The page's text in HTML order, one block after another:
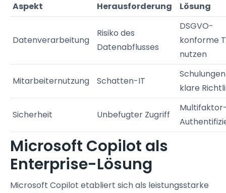
Aspekt Herausforderung Lösung
Datenverarbeitung
Risiko des
Datenabflusses
DSGVO-
konforme
nutzen
Mitarbeiternutzung Schatten-IT
klare
Sicherheit Unbefugter Zugriff
Microsoft Copilot als
Enterprise-Lösung
Microsoft Copilot etabliert sich als leistungsstarke